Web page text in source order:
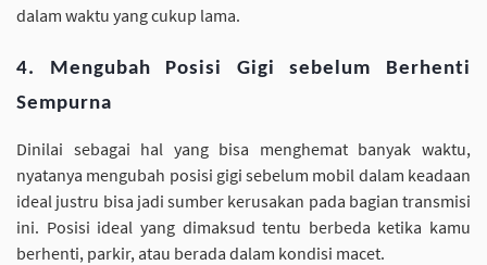
dalam waktu yang cukup lama.
4. Mengubah Posisi Gigi sebelum Berhenti
Sempurna
Dinilai sebagai hal yang bisa menghemat banyak waktu,
nyatanya mengubah posisi gigi sebelum mobil dalam keadaan
ideal justru bisa jadi sumber kerusakan pada bagian transmisi
ini. Posisi ideal yang dimaksud tentu berbeda ketika kamu
berhenti, parkir, atau berada dalam kondisi macet.